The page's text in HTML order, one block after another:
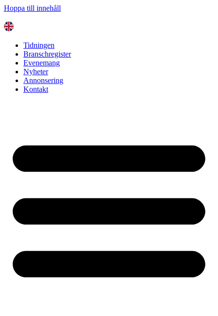
Hoppa till innehåll
Tidningen
Branschregister
Evenemang
Nyheter
Annonsering
Kontakt